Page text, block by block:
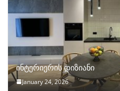
ინტერიერის დიზიანი
January 24, 2026